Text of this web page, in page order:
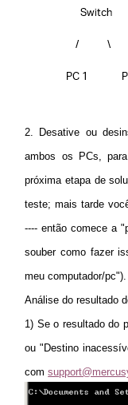
2. Desative ou
ambos os PCs,
próxima etapa de
teste; mais tarde
---- então comece a
souber como fazer
meu computador/pc").
Análise do resultado
1) Se o resultado do
ou "Destino
com